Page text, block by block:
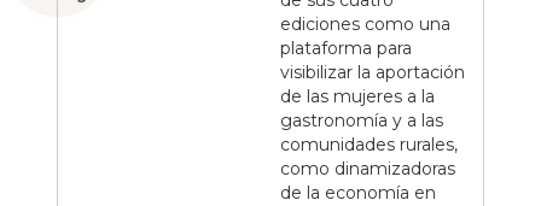
ediciones como una
plataforma para
visibilizar la aportación
de las mujeres a la
gastronomía y a las
comunidades rurales,
como dinamizadoras
de la economía en